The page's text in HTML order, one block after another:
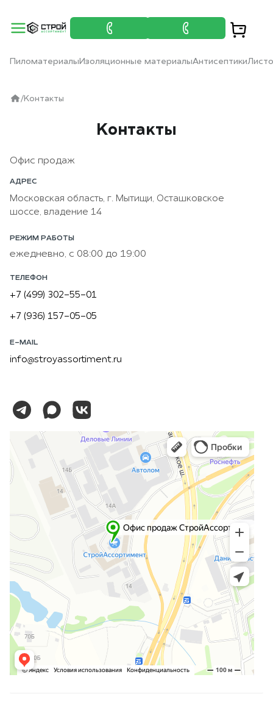
ПиломатериалыИзоляционные материалыАнтисептики
/Контакты
Контакты
Офис продаж
АДРЕС
Московская область, г. Мытищи, Осташковское
шоссе, владение 14
РЕЖИМ РАБОТЫ
ежедневно, с 08:00 до 19:00
ТЕЛЕФОН
+7 (499) 302-55-01
+7 (936) 157-05-05
E-MAIL
info@stroyassortiment.ru